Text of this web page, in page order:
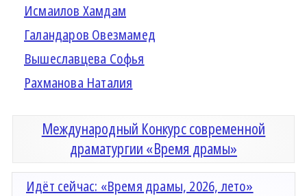
Исмаилов Хамдам
Галандаров Овезмамед
Вышеславцева Софья
Рахманова Наталия
Международный Конкурс современной
драматургии «Время драмы»
Идёт сейчас: «Время драмы, 2026, лето»